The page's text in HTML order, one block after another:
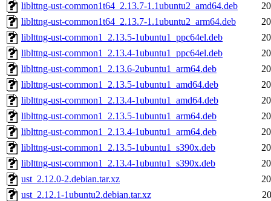
liblttng-ust-common1t64_2.13.7-1.1ubuntu2_amd64.deb
liblttng-ust-common1t64_2.13.7-1.1ubuntu2_arm64.deb
liblttng-ust-common1_2.13.5-1ubuntu1_ppc64el.deb
liblttng-ust-common1_2.13.4-1ubuntu1_ppc64el.deb
liblttng-ust-common1_2.13.6-2ubuntu1_arm64.deb
liblttng-ust-common1_2.13.5-1ubuntu1_amd64.deb
liblttng-ust-common1_2.13.4-1ubuntu1_amd64.deb
liblttng-ust-common1_2.13.5-1ubuntu1_arm64.deb
liblttng-ust-common1_2.13.4-1ubuntu1_arm64.deb
liblttng-ust-common1_2.13.5-1ubuntu1_s390x.deb
liblttng-ust-common1_2.13.4-1ubuntu1_s390x.deb
ust_2.12.0-2.debian.tar.xz
ust_2.12.1-1ubuntu2.debian.tar.xz